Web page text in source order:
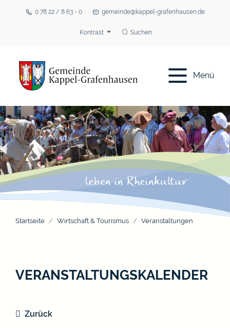
0 78 22 / 8 63 - 0 gemeinde@kappel-grafenhausen.de
Kontrast Suchen
Menü
Startseite Wirtschaft & Tourismus Veranstaltungen
VERANSTALTUNGSKALENDER
Zurück